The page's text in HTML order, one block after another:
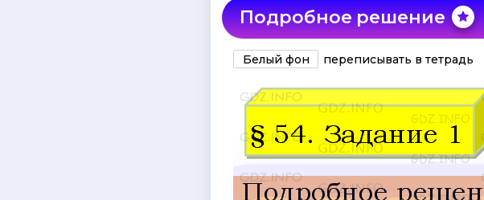
Подробное решение
Белый фон переписывать в тетрадь